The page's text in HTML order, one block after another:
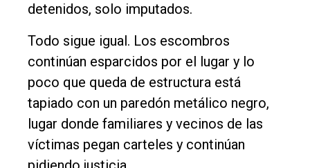
Cultura
Entrevistas
Rural
Deportes
Fúnebres
Edición
detenidos, solo imputados.
Todo sigue igual. Los escombros
continúan esparcidos por el lugar y lo
poco que queda de estructura está
tapiado con un paredón metálico negro,
lugar donde familiares y vecinos de las
víctimas pegan carteles y continúan